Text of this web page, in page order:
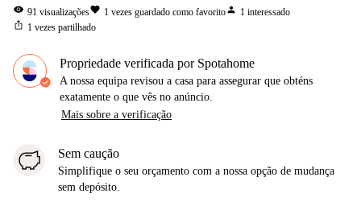
visibility 91 visualizaçõesfavorite 1 vezes guardado como favoritoperson 1 interessado
ios_share 1 vezes partilhado
Propriedade verificada por Spotahome
A nossa equipa revisou a casa para assegurar que obténs
exatamente o que vês no anúncio.
Mais sobre a verificação
Sem caução
Simplifique o seu orçamento com a nossa opção de mudança
sem depósito.